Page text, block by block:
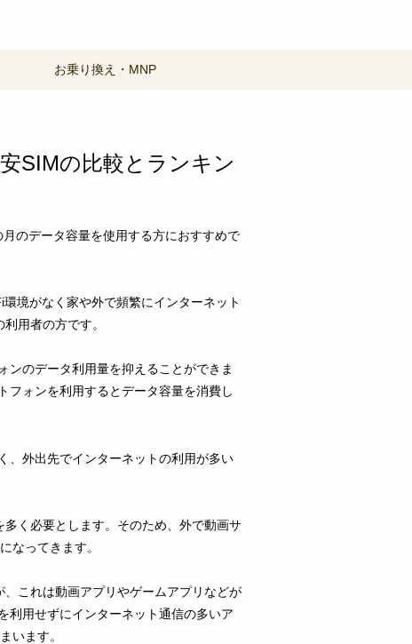
お乗り換え・MNP
SIMの比較とランキン
のデータ容量を使用する方におすすめで
境がなく家や外で頻繁にインターネット
用者の方です。
ンのデータ利用量を抑えることができま
フォンを利用するとデータ容量を消費し
、外出先でインターネットの利用が多い
く必要とします。そのため、外で動画サ
なってきます。
これは動画アプリやゲームアプリなどが
利用せずにインターネット通信の多いア
います。